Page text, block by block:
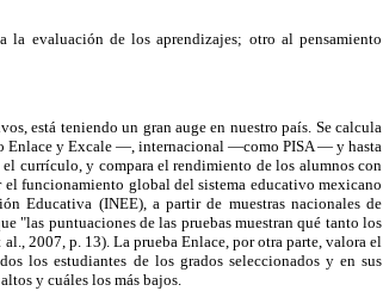
la evaluación de los aprendizajes; otro al pensamiento
está teniendo un gran auge en nuestro país. Se calcula
Enlace y Excale —, internacional —como PISA — y hasta
currículo, y compara el rendimiento de los alumnos con
el funcionamiento global del sistema educativo mexicano
Educativa (INEE), a partir de muestras nacionales de
"las puntuaciones de las pruebas muestran qué tanto los
2007, p. 13). La prueba Enlace, por otra parte, valora el
los estudiantes de los grados seleccionados y en sus
y cuáles los más bajos.